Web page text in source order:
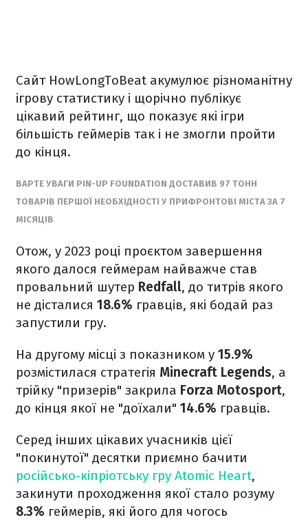
Сайт HowLongToBeat акумулює різноманітну
ігрову статистику і щорічно публікує
цікавий рейтинг, що показує які ігри
більшість геймерів так і не змогли пройти
до кінця.
ВАРТЕ УВАГИ PIN-UP FOUNDATION ДОСТАВИВ 97 ТОНН
ТОВАРІВ ПЕРШОЇ НЕОБХІДНОСТІ У ПРИФРОНТОВІ МІСТА ЗА 7
МІСЯЦІВ
Отож, у 2023 році проєктом завершення
якого далося геймерам найважче став
провальний шутер Redfall, до титрів якого
не дісталися 18.6% гравців, які бодай раз
запустили гру.
На другому місці з показником у 15.9%
розмістилася стратегія Minecraft Legends, а
трійку "призерів" закрила Forza Motosport,
до кінця якої не "доїхали" 14.6% гравців.
Серед інших цікавих учасників цієї
"покинутої" десятки приємно бачити
російсько-кіпріотську гру Atomic Heart,
закинути проходження якої стало розуму
8.3% геймерів, які його для чогось